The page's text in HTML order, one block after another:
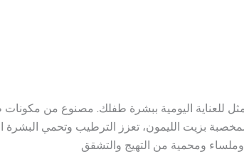
للعناية اليومية ببشرة طفلك. مصنوع من
المخصبة بزيت الليمون، تعزز الترطيب وتحمي
ومحمية من التهيج والتشقق